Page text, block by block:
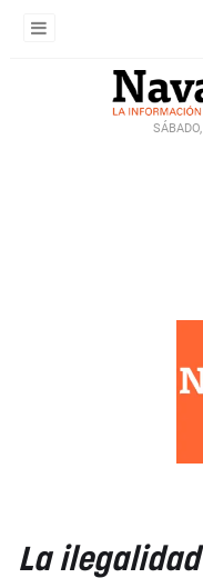
La ilegalidad